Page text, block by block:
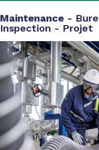
Maintenance -
Inspection - Projet